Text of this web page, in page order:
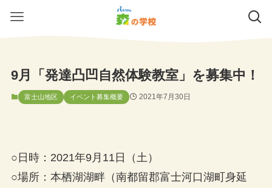
9月「発達凸凹自然体験教室」を募集中！
富士山地区 イベント募集概要 2021年7月30日
○日時：2021年9月11日（土）
○場所：本栖湖湖畔（南都留郡富士河口湖町身延